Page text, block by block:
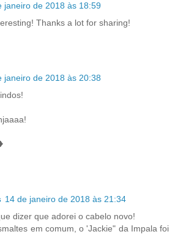
janeiro de 2018 às 18:59
Thanks a lot for sharing!
janeiro de 2018 às 20:38
14 de janeiro de 2018 às 21:34
dizer que adorei o cabelo novo!
em comum, o 'Jackie" da Impala foi